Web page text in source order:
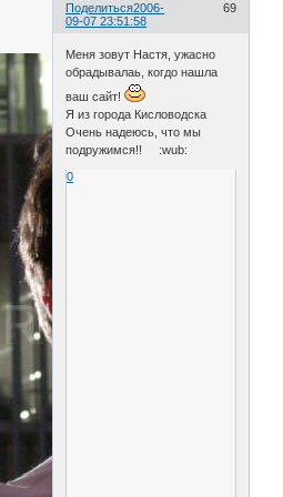
Поделиться 69
2006-
09-07 23:51:58
Меня зовут Настя, ужасно
обрадывалаь, когдо нашла
ваш сайт!
Я из города Кисловодска
Очень надеюсь, что мы
подружимся!! :wub:
0